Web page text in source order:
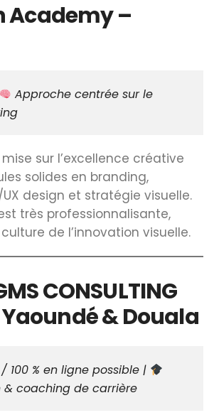
Academy –
Approche centrée sur le
sur l’excellence créative
solides en branding,
design et stratégie visuelle.
très professionnalisante,
de l’innovation visuelle.
CONSULTING
Yaoundé & Douala
100 % en ligne possible |
& coaching de carrière